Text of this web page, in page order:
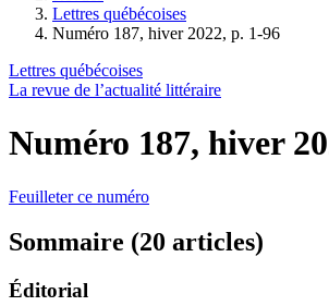
Lettres québécoises
Numéro 187, hiver 2022, p. 1-96
Lettres québécoises
La revue de l’actualité littéraire
Numéro 187, hiver
Feuilleter ce numéro
Sommaire (20 articles)
Éditorial